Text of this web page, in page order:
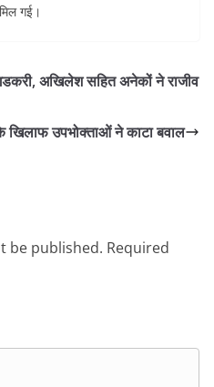
गई।
गडकरी, अखिलेश सहित अनेकों ने राजीव
उपभोक्ताओं ने काटा बवाल
be published. Required